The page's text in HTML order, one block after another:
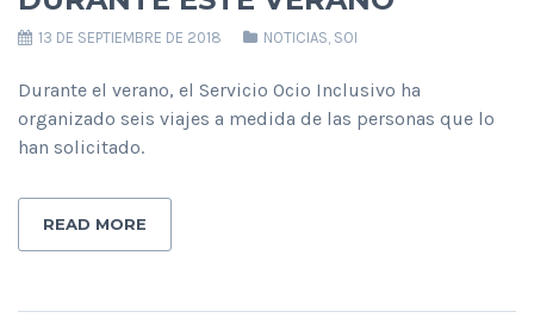
13 DE SEPTIEMBRE DE 2018 NOTICIAS, SOI
Durante el verano, el Servicio Ocio Inclusivo ha
organizado seis viajes a medida de las personas que lo
han solicitado.
READ MORE